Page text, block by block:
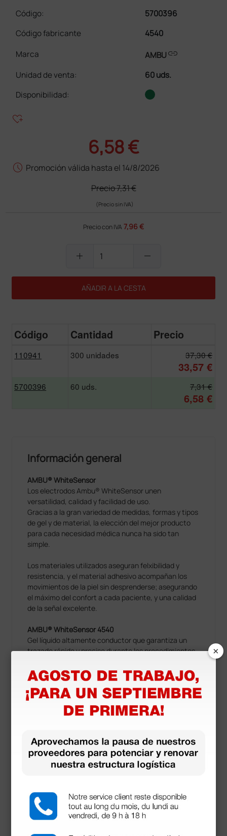
Código:
5700396
Código fabricante
4540
Marca
AMBUlink
Unidad de venta:
60 uds.
Disponibilidad:
heart_plus
6,58 €
schedule Promoción válida hasta el 14/8/2026
Precio7,31 €
(Precio sin IVA)
Precio con IVA 7,96 €
add remove
AÑADIR A LA CESTA
Código Cantidad Precio
110941 300 unidades 37,30 €
33,57 €
5700396 60 uds. 7,31 €
6,58 €
Información general
AMBU® WhiteSensor
Los electrodos Ambu® WhiteSensor unen
versatilidad, calidad y facilidad de uso.
Gracias a la gran variedad de medidas, formas y tipos
de gel y de material, la elección del mejor producto
para cada necesidad médica nunca ha sido tan
simple.
Los materiales utilizados aseguran felxibilidad y
resistencia, y el material adhesivo acompañan los
movimientos de la piel sin desprenderse; asegurando
el máximo del confort a cada paciente, y una calidad
de la señal excelente.
AMBU® WhiteSensor 4540
Gel líquido altamente conductor que garantiza un
trazado rápido y preciso durante los procedimientos
Material adhesivo de resistencia elevada, que evita el
desprendimiento involuntario del electrodo,
permitiendo que los procedimientos sean mucho más
rápidos.
Electrodo radiotransparente y compatible con RM,
Mostrar más
Equipamiento estándar
Bolsa de 60 electrodos
×